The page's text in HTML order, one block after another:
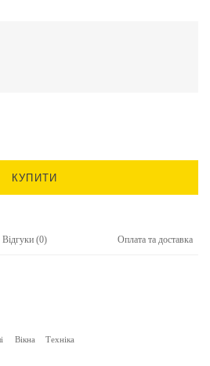
КУПИТИ
Відгуки (0) Оплата та доставка
Вікна Техніка